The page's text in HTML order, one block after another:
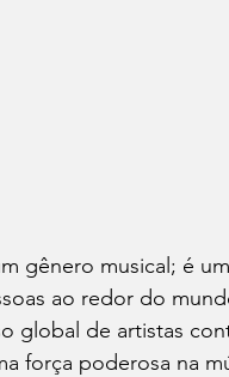
gênero musical; é
ao redor do
global de artistas
força poderosa na